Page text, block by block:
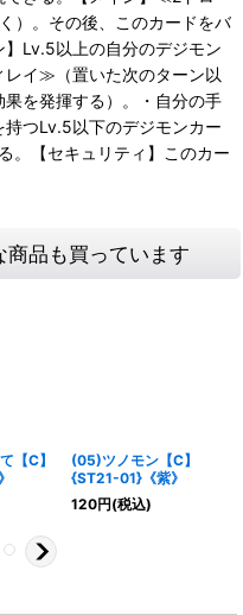
）。その後、このカードをバ
】Lv.5以上の自分のデジモン
イ≫（置いた次のターン以
を発揮する）。・自分の手
つLv.5以下のデジモンカー
。【セキュリティ】このカー
商品も買っています
【C】
(05)ツノモン【C】
{ST21-01}《紫》
120円(税込)